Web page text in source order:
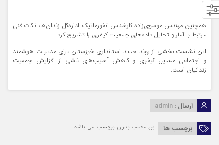
همچنین مهندس موسوی‌زاده کارشناس انفورماتیک اداره‌کل زندان‌ها، نکات فنی
مرتبط با آمار و تحلیل داده‌های جمعیت کیفری را تشریح کرد.
این نشست بخشی از روند جدید استانداری خوزستان برای مدیریت هوشمند
و اجتماعی مسایل کیفری و کاهش آسیب‌های ناشی از افزایش جمعیت
زندانیان است.
ارسال : admin
برچسب ها این مطلب بدون برچسب می باشد.